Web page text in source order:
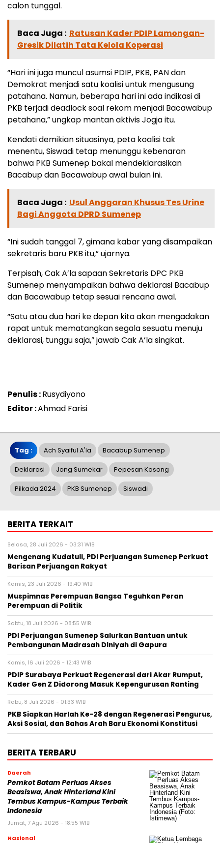
calon tunggal.
Baca Juga : Ratusan Kader PDIP Lamongan-
Gresik Dilatih Tata Kelola Koperasi
“Hari ini juga muncul asumsi PDIP, PKB, PAN dan
Demokrat menjadi satu koalisi untuk mengusung
patahana. Namun, beberapa hari ini ada indikasi di
PKB terjadi deadlock soal rekom menjadi Bacawabup
petahana,” ungkap mantan aktivis Jogja itu.
Kendati demikian situasinya, peta koalisi tak
menentu, Siswadi tetap menunggu kebenaran
bahwa PKB Sumenep bakal mendeklarasikan
Bacabup dan Bacawabup awal bulan ini.
Baca Juga : Usul Anggaran Khusus Tes Urine
Bagi Anggota DPRD Sumenep
“Ini sudah tanggal 7, gimana kabar yang disampaikan
sekretaris baru PKB itu,” ujarnya.
Terpisah, Cak A’la sapaan Sekretaris DPC PKB
Sumenep menyampaikan bahwa deklarasi Bacabup
dan Bacawabup tetap sesuai rencana awal.
“Satu atau dua hari ke depan kita akan mengadakan
rapat untuk mematangkan segala sesuatu menuju
deklarasi, tunggu saja,” jawab Cak A’la singkat.
Penulis :Rusydiyono
Editor :Ahmad Farisi
Tag : Ach Syaiful A'la Bacabup Sumenep
Deklarasi Jong Sumekar Pepesan Kosong
Pilkada 2024 PKB Sumenep Siswadi
BERITA TERKAIT
Selasa, 28 Juli 2026 - 03:31 WIB
Mengenang Kudatuli, PDI Perjuangan Sumenep Perkuat
Barisan Perjuangan Rakyat
Kamis, 23 Juli 2026 - 19:40 WIB
Muspimnas Perempuan Bangsa Teguhkan Peran
Perempuan di Politik
Sabtu, 18 Juli 2026 - 08:55 WIB
PDI Perjuangan Sumenep Salurkan Bantuan untuk
Pembangunan Madrasah Diniyah di Gapura
Kamis, 16 Juli 2026 - 12:43 WIB
PDIP Surabaya Perkuat Regenerasi dari Akar Rumput,
Kader Gen Z Didorong Masuk Kepengurusan Ranting
Rabu, 8 Juli 2026 - 01:33 WIB
PKB Siapkan Harlah Ke-28 dengan Regenerasi Pengurus,
Aksi Sosial, dan Bahas Arah Baru Ekonomi Konstitusi
BERITA TERBARU
Daerah
Pemkot Batam Perluas Akses
Beasiswa, Anak Hinterland Kini
Tembus Kampus-Kampus Terbaik
Indonesia
Jumat, 7 Agu 2026 - 18:55 WIB
Nasional